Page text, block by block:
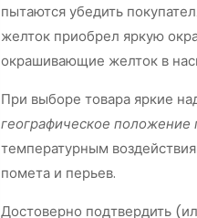
пытаются убедить
желток приобрел яркую
окрашивающие желток в
При выборе товара яркие
географическое положение
температурным
помета и перьев.
Достоверно подтвердить